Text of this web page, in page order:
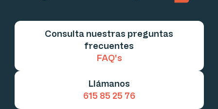
Consulta nuestras preguntas
frecuentes
FAQ's
Llámanos
615 85 25 76